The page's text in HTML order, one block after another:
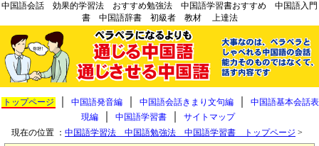
中国語会話 効果的学習法 おすすめ勉強法 中国語学習書おすすめ 中国語入門
書 中国語辞書 初級者 教材 上達法
トップページ 中国語発音編 中国語会話きまり文句編
中国語基本会話表
現編
中国語学習書
サイトマップ
現在の位置 ： 中国語学習法 中国語勉強法 中国語学習書 トップページ >